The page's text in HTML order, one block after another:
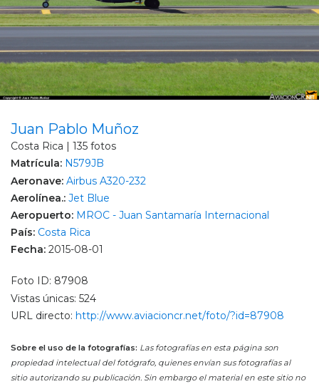
Juan Pablo Muñoz
Costa Rica | 135 fotos
Matrícula: N579JB
Aeronave: Airbus A320-232
Aerolínea.: Jet Blue
Aeropuerto: MROC - Juan Santamaría Internacional
País: Costa Rica
Fecha: 2015-08-01
Foto ID: 87908
Vistas únicas: 524
URL directo: http://www.aviacioncr.net/foto/?id=87908
Sobre el uso de la fotografías: Las fotografías en esta página son
propiedad intelectual del fotógrafo, quienes envían sus fotografías al
sitio autorizando su publicación. Sin embargo el material en este sitio no